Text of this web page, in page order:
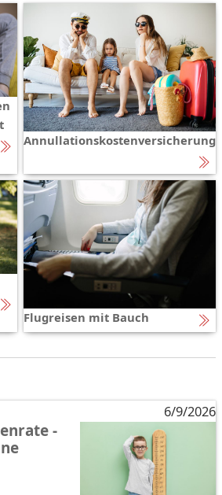
Annullationskostenversicherung
Flugreisen mit Bauch
6/9/2026
-